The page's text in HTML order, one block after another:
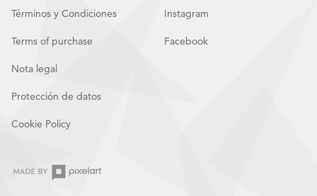
Términos y Condiciones
Terms of purchase
Nota legal
Protección de datos
Cookie Policy
Instagram
Facebook